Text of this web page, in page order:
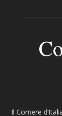
Il Corriere